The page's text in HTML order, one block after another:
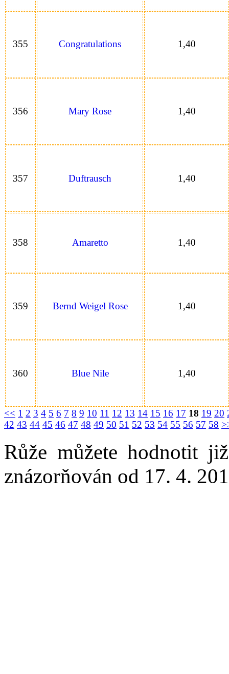
355 Congratulations 1,40
356 Mary Rose 1,40
357 Duftrausch 1,40
358 Amaretto 1,40
359 Bernd Weigel Rose 1,40
360 Blue Nile 1,40
<< 1 2 3 4 5 6 7 8 9 10 11 12 13 14 15 16 17 18 19 20
42 43 44 45 46 47 48 49 50 51 52 53 54 55 56 57 58
Růže můžete hodnotit
znázorňován od 17. 4.